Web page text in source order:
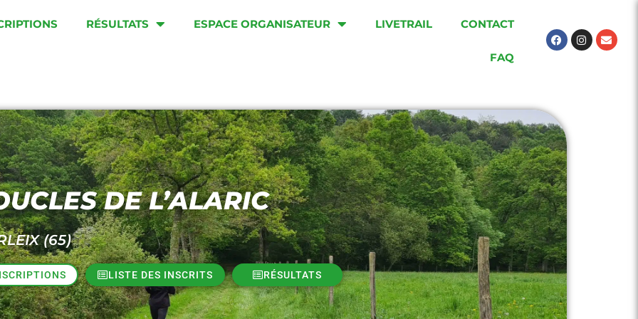
RÉSULTATS ESPACE ORGANISATEUR LIVETRAIL CONTACT
FAQ
FacebookInstagram
DE L’ALARIC
(65)
LISTE DES INSCRITS RÉSULTATS